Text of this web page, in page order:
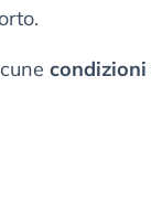
condizioni